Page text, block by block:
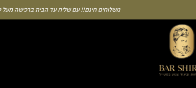
משלוחים חינם!! עם שליח עד הבית ברכישה מעל 349 ש"ח